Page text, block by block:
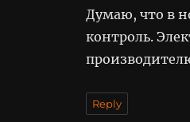
Думаю, что в
контроль.
Reply